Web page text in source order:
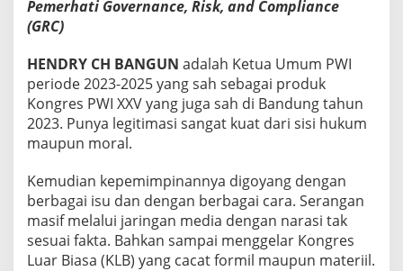
a
n
K
E
B
L
E
R
?
Pemerhati Governance, Risk, and Compliance
(GRC)
HENDRY CH BANGUN adalah Ketua Umum PWI
periode 2023-2025 yang sah sebagai produk
Kongres PWI XXV yang juga sah di Bandung tahun
2023. Punya legitimasi sangat kuat dari sisi hukum
maupun moral.
Kemudian kepemimpinannya digoyang dengan
berbagai isu dan dengan berbagai cara. Serangan
masif melalui jaringan media dengan narasi tak
sesuai fakta. Bahkan sampai menggelar Kongres
Luar Biasa (KLB) yang cacat formil maupun materiil.